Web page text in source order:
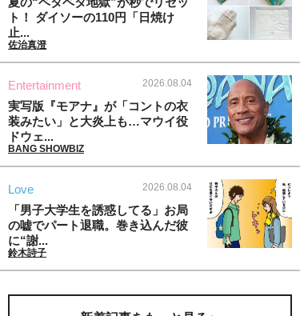
ト！ ダイソーの110円「日焼け
止...
佐治真澄
Entertainment 2026.08.04
実写版『モアナ』が「コントの衣
装みたい」と大炎上も…マウイ役
ドウェ...
BANG SHOWBIZ
Love 2026.08.04
「男子大学生を誘惑してる」お局
の嘘でパート退職。巻き込んだ彼
に“謝...
鈴木詩子